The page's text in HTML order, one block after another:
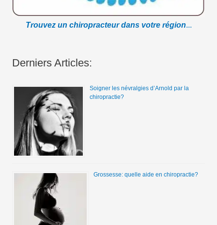
Trouvez un chiropracteur dans votre région...
Derniers Articles:
Soigner les névralgies d’Arnold par la
chiropractie?
Grossesse: quelle aide en chiropractie?